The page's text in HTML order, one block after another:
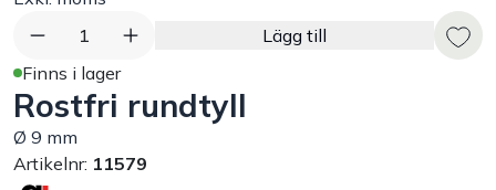
Städutrustning
Arbetskläder
1
Lägg till
Finns i lager
Rostfri rundtyll
Ø 9 mm
Artikelnr: 11579